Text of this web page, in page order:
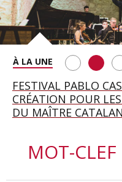
SAINT FRANÇOIS
SOIRÉE IMMENSE
CASTELLUCCI ET
FESTIVAL PABLO
CRÉATION POUR
DU MAÎTRE CATALAN
A BAYREUTH, LE
WAGNÉRIEN
BETSY JOLAS FÊTE
ANNIVERSAIRE
GEORGE BENJAMIN
CETTE EXIGENCE DE
MOT-